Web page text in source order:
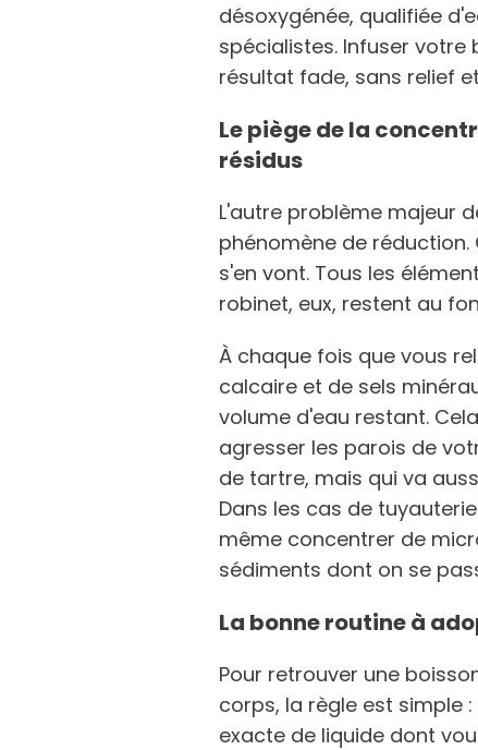
désoxygénée, qualifiée
spécialistes. Infuser votre
résultat fade, sans relief
Le piège de la
résidus
L'autre problème majeur
phénomène de réduction.
s'en vont. Tous les
robinet, eux, restent au
À chaque fois que vous
calcaire et de sels
volume d'eau restant.
agresser les parois de
de tartre, mais qui va
Dans les cas de
même concentrer de
sédiments dont on se
La bonne routine à
Pour retrouver une
corps, la règle est simple
exacte de liquide dont